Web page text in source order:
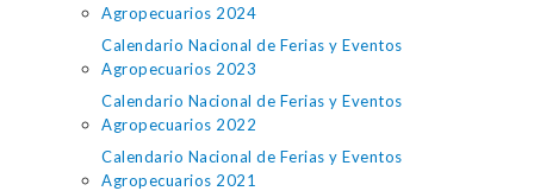
Agropecuarios 2024
Calendario Nacional de Ferias y Eventos
Agropecuarios 2023
Calendario Nacional de Ferias y Eventos
Agropecuarios 2022
Calendario Nacional de Ferias y Eventos
Agropecuarios 2021